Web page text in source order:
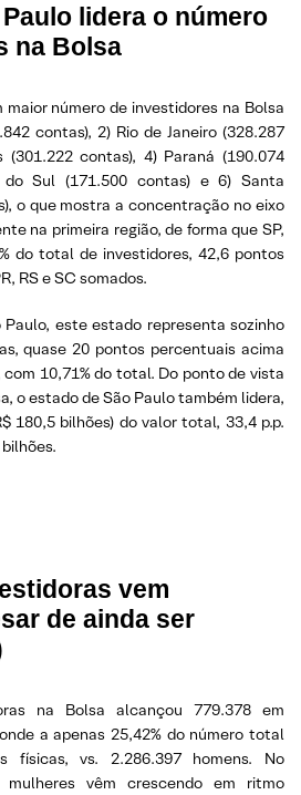
lidera o número
na Bolsa
número de investidores na Bolsa
contas), 2) Rio de Janeiro (328.287
contas), 4) Paraná (190.074
Sul (171.500 contas) e 6) Santa
o que mostra a concentração no eixo
na primeira região, de forma que SP,
do total de investidores, 42,6 pontos
RS e SC somados.
este estado representa sozinho
quase 20 pontos percentuais acima
com 10,71% do total. Do ponto de vista
o estado de São Paulo também lidera,
180,5 bilhões) do valor total, 33,4 p.p.
vem
de ainda ser
na Bolsa alcançou 779.378 em
a apenas 25,42% do número total
físicas, vs. 2.286.397 homens. No
vêm crescendo em ritmo